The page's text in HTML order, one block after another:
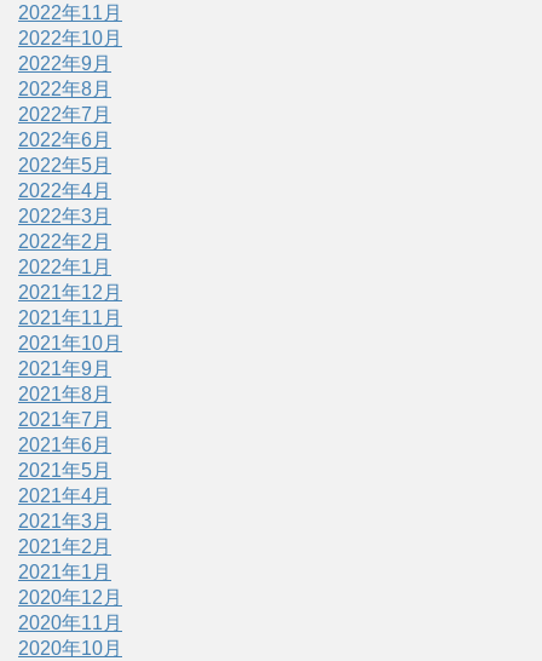
2022年11月
2022年10月
2022年9月
2022年8月
2022年7月
2022年6月
2022年5月
2022年4月
2022年3月
2022年2月
2022年1月
2021年12月
2021年11月
2021年10月
2021年9月
2021年8月
2021年7月
2021年6月
2021年5月
2021年4月
2021年3月
2021年2月
2021年1月
2020年12月
2020年11月
2020年10月